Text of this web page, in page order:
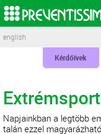
english
Kérdőívek
Napjainkban a legtöbb
talán ezzel